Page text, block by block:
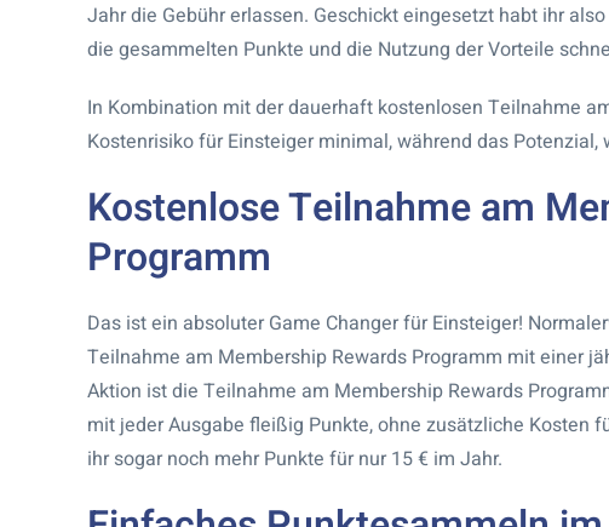
Jahr die Gebühr erlassen. Geschickt eingesetzt habt ihr
die gesammelten Punkte und die Nutzung der Vorteile
In Kombination mit der dauerhaft kostenlosen Teilnahme
Kostenrisiko für Einsteiger minimal, während das
Kostenlose Teilnahme am
Programm
Das ist ein absoluter Game Changer für Einsteiger!
Teilnahme am Membership Rewards Programm mit einer
Aktion ist die Teilnahme am Membership Rewards
mit jeder Ausgabe fleißig Punkte, ohne zusätzliche Kosten
ihr sogar noch mehr Punkte für nur 15 € im Jahr.